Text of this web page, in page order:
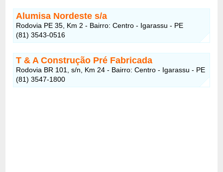
Alumisa Nordeste s/a
Rodovia PE 35, Km 2 - Bairro: Centro - Igarassu - PE
(81) 3543-0516
T & A Construção Pré Fabricada
Rodovia BR 101, s/n, Km 24 - Bairro: Centro - Igarassu - PE
(81) 3547-1800